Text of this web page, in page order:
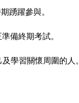
踴躍參與。
備終期考試。
學習關懷周圍的人。